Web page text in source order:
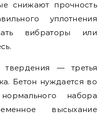
снижают прочность
уплотнения
вибраторы или
твердения — третья
Бетон нуждается во
набора
высыхание